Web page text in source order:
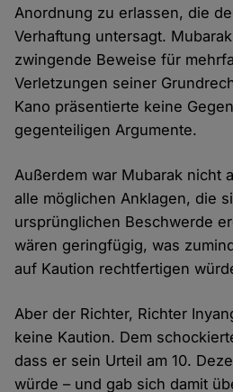
Anordnung zu erlassen, die
Verhaftung untersagt.
zwingende Beweise für
Verletzungen seiner
Kano präsentierte keine
gegenteiligen Argumente.
Außerdem war Mubarak nicht
alle möglichen Anklagen, die
ursprünglichen Beschwerde
wären geringfügig, was
auf Kaution rechtfertigen
Aber der Richter, Richter
keine Kaution. Dem
dass er sein Urteil am 10.
würde – und gab sich damit